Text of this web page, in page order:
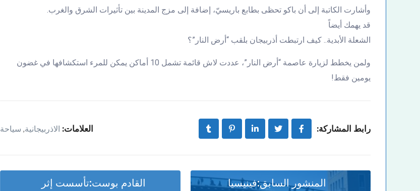
وأشارت الكاتبة إلى أن باكو تحظى بطابع باريسيّ، إضافة إلى مزج المدينة بين تأثيرات الشرق والغرب.
قد يهمك أيضاً
الشعلة الأبدية.. كيف ارتبطت أذربيجان بلقب “أرض النار”؟
ولمن يخطط لزيارة عاصمة “أرض النار”، عددت لاش قائمة تشمل 10 أماكن يمكن للمرء استكشافها في غضون
يومين فقط!
رابط المشاركة: العلامات: الاذربيجانية, سياحة
المنشور السابق:فينيسيا
القادم بوست:تأسست إثر